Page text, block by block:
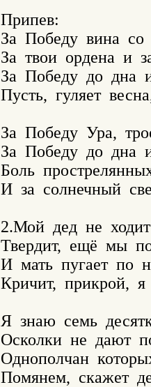
Припев:
За  Победу  вина  со
За  твои  ордена  и
За  Победу  до  дна
Пусть,  гуляет
За  Победу  Ура,
За  Победу  до  дна
Боль
И  за  солнечный
2.Мой  дед  не
Твердит,  ещё  мы
И  мать  пугает  по
Кричит,  прикрой,  я
Я  знаю  семь
Осколки  не  дают
Однополчан
Помянем,  скажет